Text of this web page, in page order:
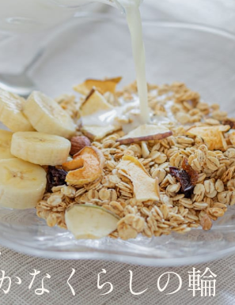
くらすわとは
お知らせ
店舗一覧
なくらしの輪